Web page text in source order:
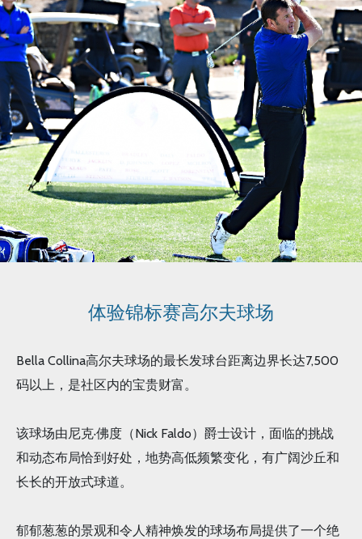
体验锦标赛高尔夫球场
Bella Collina高尔夫球场的最长发球台距离边界长达7,500
码以上，是社区内的宝贵财富。
该球场由尼克·佛度（Nick Faldo）爵士设计，面临的挑战
和动态布局恰到好处，地势高低频繁变化，有广阔沙丘和
长长的开放式球道。
郁郁葱葱的景观和令人精神焕发的球场布局提供了一个绝